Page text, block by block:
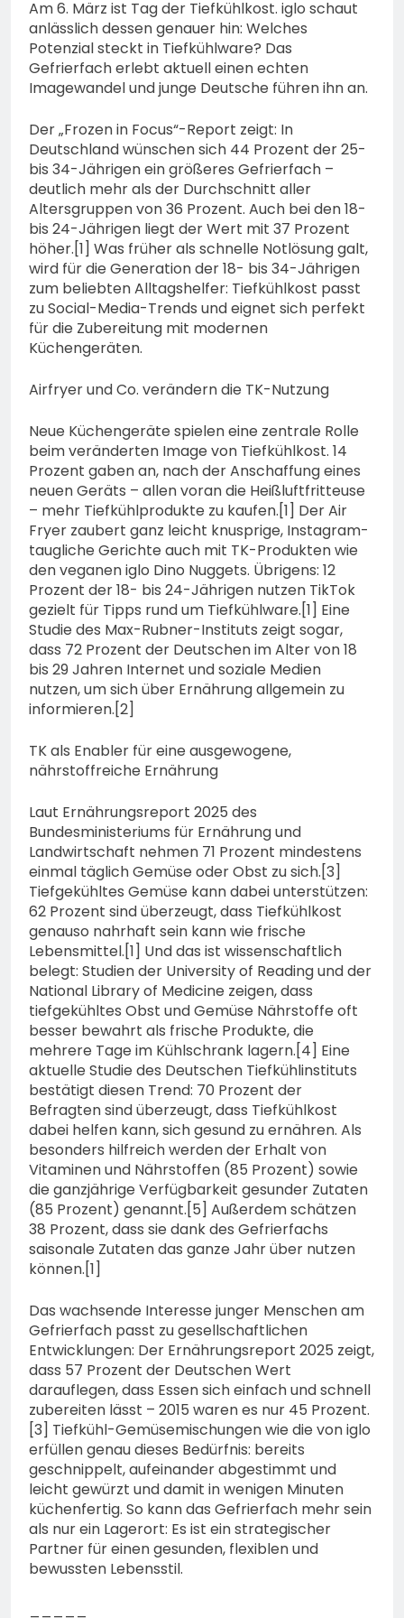
74-jähriger Claus-Peter
H. weiterhin vermisst –
Erneute Veröffentlichung
eines Fotos
6. August 2026
Am 6. März ist Tag der Tiefkühlkost. iglo schaut
anlässlich dessen genauer hin: Welches
Potenzial steckt in Tiefkühlware? Das
Gefrierfach erlebt aktuell einen echten
Imagewandel und junge Deutsche führen ihn an.
Der „Frozen in Focus“-Report zeigt: In
Deutschland wünschen sich 44 Prozent der 25-
bis 34-Jährigen ein größeres Gefrierfach –
deutlich mehr als der Durchschnitt aller
Altersgruppen von 36 Prozent. Auch bei den 18-
bis 24-Jährigen liegt der Wert mit 37 Prozent
höher.[1] Was früher als schnelle Notlösung galt,
wird für die Generation der 18- bis 34-Jährigen
zum beliebten Alltagshelfer: Tiefkühlkost passt
zu Social-Media-Trends und eignet sich perfekt
für die Zubereitung mit modernen
Küchengeräten.
Airfryer und Co. verändern die TK-Nutzung
Neue Küchengeräte spielen eine zentrale Rolle
beim veränderten Image von Tiefkühlkost. 14
Prozent gaben an, nach der Anschaffung eines
neuen Geräts – allen voran die Heißluftfritteuse
– mehr Tiefkühlprodukte zu kaufen.[1] Der Air
Fryer zaubert ganz leicht knusprige, Instagram-
taugliche Gerichte auch mit TK-Produkten wie
den veganen iglo Dino Nuggets. Übrigens: 12
Prozent der 18- bis 24-Jährigen nutzen TikTok
gezielt für Tipps rund um Tiefkühlware.[1] Eine
Studie des Max-Rubner-Instituts zeigt sogar,
dass 72 Prozent der Deutschen im Alter von 18
bis 29 Jahren Internet und soziale Medien
nutzen, um sich über Ernährung allgemein zu
informieren.[2]
TK als Enabler für eine ausgewogene,
nährstoffreiche Ernährung
Laut Ernährungsreport 2025 des
Bundesministeriums für Ernährung und
Landwirtschaft nehmen 71 Prozent mindestens
einmal täglich Gemüse oder Obst zu sich.[3]
Tiefgekühltes Gemüse kann dabei unterstützen:
62 Prozent sind überzeugt, dass Tiefkühlkost
genauso nahrhaft sein kann wie frische
Lebensmittel.[1] Und das ist wissenschaftlich
belegt: Studien der University of Reading und der
National Library of Medicine zeigen, dass
tiefgekühltes Obst und Gemüse Nährstoffe oft
besser bewahrt als frische Produkte, die
mehrere Tage im Kühlschrank lagern.[4] Eine
aktuelle Studie des Deutschen Tiefkühlinstituts
bestätigt diesen Trend: 70 Prozent der
Befragten sind überzeugt, dass Tiefkühlkost
dabei helfen kann, sich gesund zu ernähren. Als
besonders hilfreich werden der Erhalt von
Vitaminen und Nährstoffen (85 Prozent) sowie
die ganzjährige Verfügbarkeit gesunder Zutaten
(85 Prozent) genannt.[5] Außerdem schätzen
38 Prozent, dass sie dank des Gefrierfachs
saisonale Zutaten das ganze Jahr über nutzen
können.[1]
Das wachsende Interesse junger Menschen am
Gefrierfach passt zu gesellschaftlichen
Entwicklungen: Der Ernährungsreport 2025 zeigt,
dass 57 Prozent der Deutschen Wert
darauflegen, dass Essen sich einfach und schnell
zubereiten lässt – 2015 waren es nur 45 Prozent.
[3] Tiefkühl-Gemüsemischungen wie die von iglo
erfüllen genau dieses Bedürfnis: bereits
geschnippelt, aufeinander abgestimmt und
leicht gewürzt und damit in wenigen Minuten
küchenfertig. So kann das Gefrierfach mehr sein
als nur ein Lagerort: Es ist ein strategischer
Partner für einen gesunden, flexiblen und
bewussten Lebensstil.